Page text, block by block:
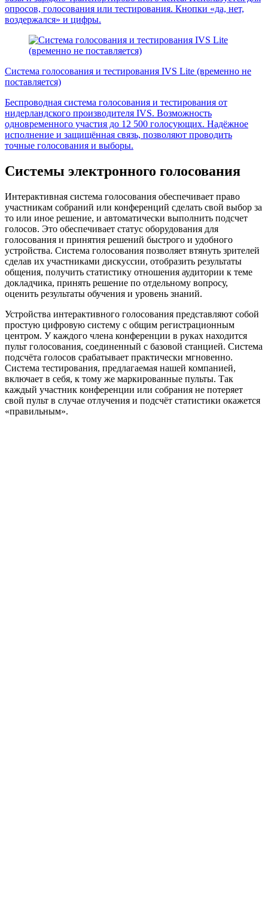
опросов, голосования или тестирования. Кнопки «да, нет,
воздержался» и цифры.
Система голосования и тестирования IVS Lite (временно не
поставляется)
Беспроводная система голосования и тестирования от
нидерландского производителя IVS. Возможность
одновременного участия до 12 500 голосующих. Надёжное
исполнение и защищённая связь, позволяют проводить
точные голосования и выборы.
Системы электронного голосования
Интерактивная система голосования обеспечивает право
участникам собраний или конференций сделать свой выбор за
то или иное решение, и автоматически выполнить подсчет
голосов. Это обеспечивает статус оборудования для
голосования и принятия решений быстрого и удобного
устройства. Система голосования позволяет втянуть зрителей
сделав их участниками дискуссии, отобразить результаты
общения, получить статистику отношения аудитории к теме
докладчика, принять решение по отдельному вопросу,
оценить результаты обучения и уровень знаний.
Устройства интерактивного голосования представляют собой
простую цифровую систему с общим регистрационным
центром. У каждого члена конференции в руках находится
пульт голосования, соединенный с базовой станцией. Система
подсчёта голосов срабатывает практически мгновенно.
Система тестирования, предлагаемая нашей компанией,
включает в себя, к тому же маркированные пульты. Так
каждый участник конференции или собрания не потеряет
свой пульт в случае отлучения и подсчёт статистики окажется
«правильным».